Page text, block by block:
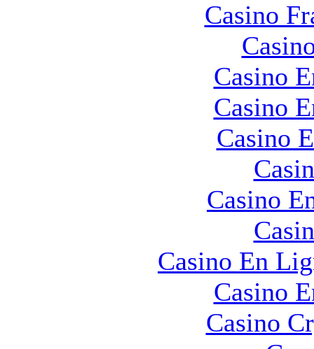
Casino
Casino
Casino
Casino
Casino
Casino En
Casino
Casino